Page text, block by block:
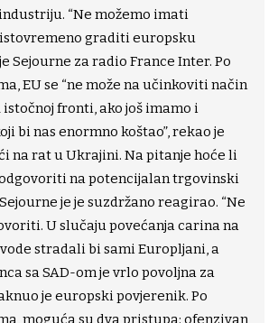
“Ne možemo imati
graditi europsku
Sejourne za radio France Inter. Po
EU se “ne može na učinkoviti način
fronti, ako još imamo i
bi nas enormno koštao”, rekao je
na rat u Ukrajini. Na pitanje hoće li
odgovoriti na potencijalan trgovinski
je je suzdržano reagirao. “Ne
U slučaju povećanja carina na
stradali bi sami Europljani, a
sa SAD-om je vrlo povoljna za
je europski povjerenik. Po
moguća su dva pristupa: ofenzivan